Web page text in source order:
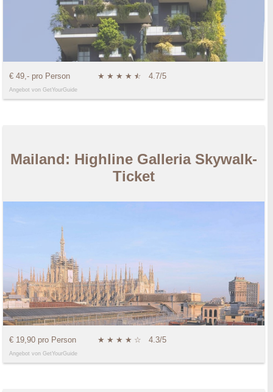
€ 49,- pro Person ★ ★ ★ ★ ★
☆ 4.7/5
Angebot von GetYourGuide
Mailand: Highline Galleria Skywalk-
Ticket
€ 19,90 pro Person ★ ★ ★ ★ ☆ 4.3/5
Angebot von GetYourGuide